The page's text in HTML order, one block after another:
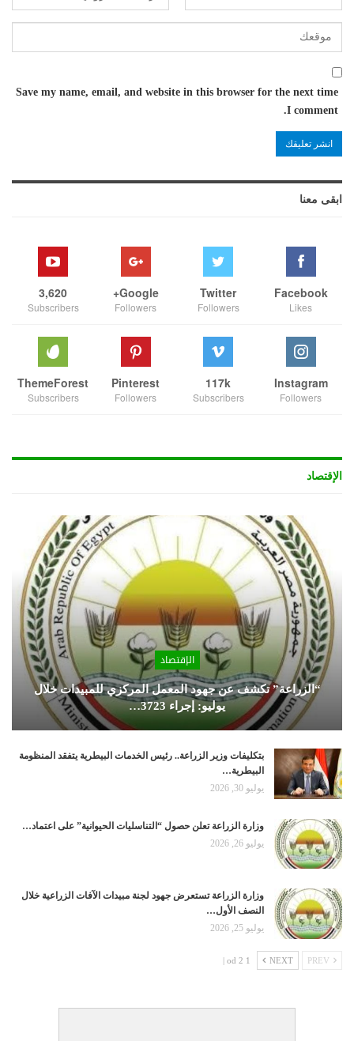
Save my name, email, and website in this browser for the next time
I comment.
ابقى معنا
Facebook
Likes
Twitter
Followers
Google+
Followers
3,620
Subscribers
Instagram
Followers
117k
Subscribers
Pinterest
Followers
ThemeForest
Subscribers
الإقتصاد
الإقتصاد
“الزراعة” تكشف عن جهود المعمل المركزي للمبيدات خلال
يوليو: إجراء 3723…
بتكليفات وزير الزراعة.. رئيس الخدمات البيطرية يتفقد المنظومة
البيطرية…
يوليو 30, 2026
وزارة الزراعة تعلن حصول “التناسليات الحيوانية” على اعتماد…
يوليو 26, 2026
وزارة الزراعة تستعرض جهود لجنة مبيدات الآفات الزراعية خلال
النصف الأول…
يوليو 25, 2026
NEXT
1 od 2 |